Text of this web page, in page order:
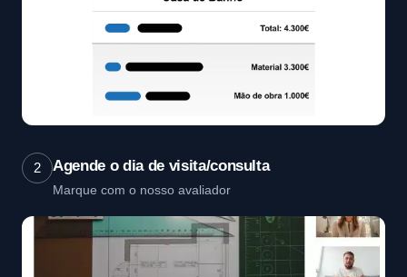
2 Agende o dia de visita/consulta
Marque com o nosso avaliador